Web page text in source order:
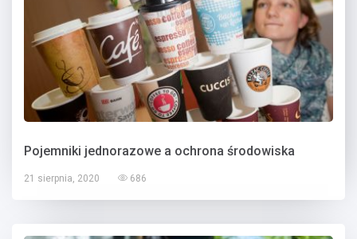
Pojemniki jednorazowe a ochrona środowiska
21 sierpnia, 2020 686